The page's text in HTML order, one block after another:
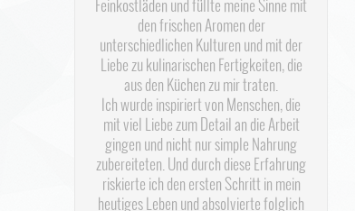
Feinkostläden und füllte meine Sinne mit
den frischen Aromen der
unterschiedlichen Kulturen und mit der
Liebe zu kulinarischen Fertigkeiten, die
aus den Küchen zu mir traten.
Ich wurde inspiriert von Menschen, die
mit viel Liebe zum Detail an die Arbeit
gingen und nicht nur simple Nahrung
zubereiteten. Und durch diese Erfahrung
riskierte ich den ersten Schritt in mein
heutiges Leben und absolvierte folglich